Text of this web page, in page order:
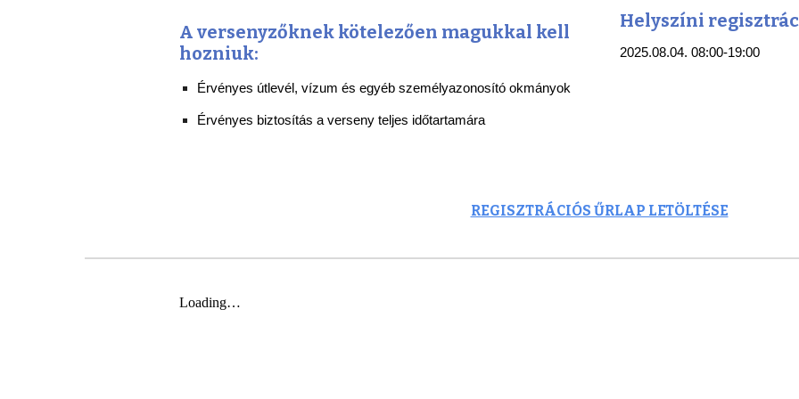
A versenyzőknek kötelezően magukkal kell
hozniuk:
Érvényes útlevél, vízum és egyéb személyazonosító okmányok
Érvényes biztosítás a verseny teljes időtartamára
Helyszíni
2025.08.04. 08:00-19:00
REGISZTRÁCIÓS ŰRLAP LETÖLTÉSE